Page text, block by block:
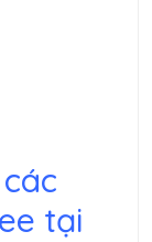
tại